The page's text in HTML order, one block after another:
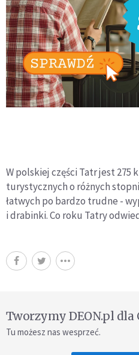
W polskiej części Tatr jest 275
turystycznych o różnych
łatwych po bardzo trudne -
i drabinki. Co roku Tatry
Tworzymy DEON.pl dla
Tu możesz nas wesprzeć.